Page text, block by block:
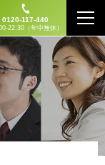
0120-117-440
22:30（年中無休）